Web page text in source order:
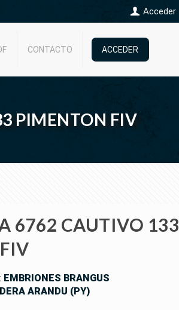
Acceder
CONTACTO ACCEDER
PIMENTON FIV
6762 CAUTIVO 133
EMBRIONES BRANGUS
ARANDU (PY)